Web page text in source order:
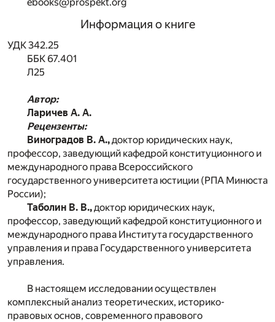
Информация о книге
УДК 342.25
ББК 67.401
Л25
Автор:
Ларичев А. А.
Рецензенты:
Виноградов В. А.,доктор юридических наук,
профессор, заведующий кафедрой конституционного и
международного права Всероссийского
государственного университета юстиции (РПА Минюста
России);
Таболин В. В.,доктор юридических наук,
профессор, заведующий кафедрой конституционного и
международного права Института государственного
управления и права Государственного университета
управления.
В настоящем исследовании осуществлен
комплексный анализ теоретических, историко-
правовых основ, современного правового